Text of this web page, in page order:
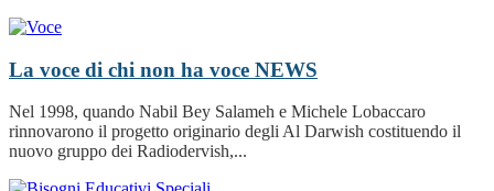
La voce di chi non ha voce NEWS
Nel 1998, quando Nabil Bey Salameh e Michele Lobaccaro
rinnovarono il progetto originario degli Al Darwish costituendo il
nuovo gruppo dei Radiodervish,...